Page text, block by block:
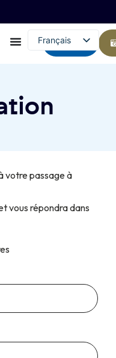
Français
English (UK)
Contact
votre passage à
vous répondra dans